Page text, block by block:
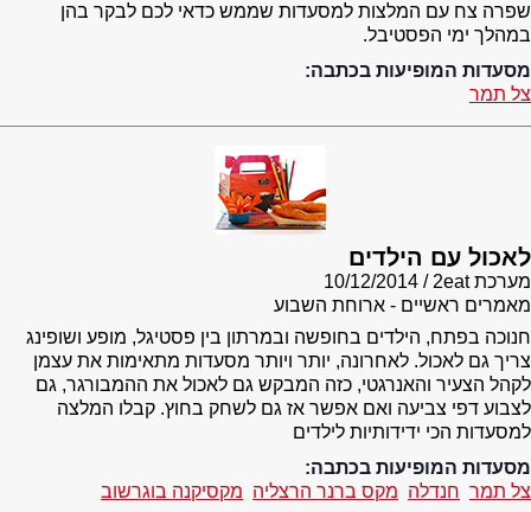
שפרה צח עם המלצות למסעדות שממש כדאי לכם לבקר בהן
במהלך ימי הפסטיבל.
מסעדות המופיעות בכתבה:
צל תמר
לאכול עם הילדים
מערכת 2eat
10/12/2014
מאמרים ראשיים - ארוחת השבוע
חנוכה בפתח, הילדים בחופשה ובמרתון בין פסטיגל, מופע ושופינג
צריך גם לאכול. לאחרונה, יותר ויותר מסעדות מתאימות את עצמן
לקהל הצעיר והאנרגטי, כזה המבקש גם לאכול את ההמבורגר, גם
לצבוע דפי צביעה ואם אפשר אז גם לשחק בחוץ. קבלו המלצה
למסעדות הכי ידידותיות לילדים
מסעדות המופיעות בכתבה:
צל תמר חנדלה מקס ברנר הרצליה מקסיקנה בוגרשוב